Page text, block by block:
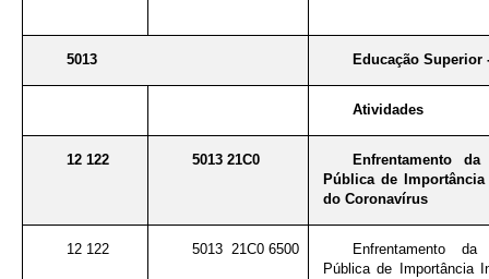
5013 Educação Superior
Atividades
12 122 5013 21C0
Enfrentamento
Pública de
do Coronavírus
12 122 5013 21C0 6500
Enfrentamento
Pública de Importância